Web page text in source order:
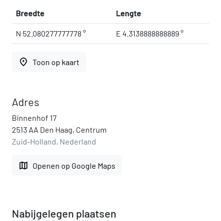
Breedte Lengte
N 52.080277777778 ° E 4.3138888888889 °
place Toon op kaart
Adres
Binnenhof 17
2513 AA Den Haag, Centrum
Zuid-Holland, Nederland
map Openen op Google Maps
Nabijgelegen plaatsen